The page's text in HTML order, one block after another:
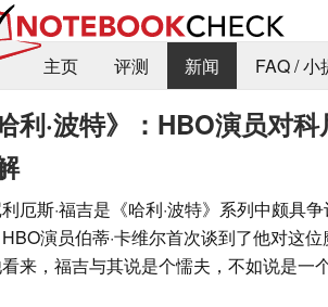
主页 评测 新闻 FAQ / 小
利·波特》：HBO演员对
厄斯·福吉是《哈利·波特》系列中颇具
演员伯蒂·卡维尔首次谈到了他对这位
来，福吉与其说是个懦夫，不如说是一